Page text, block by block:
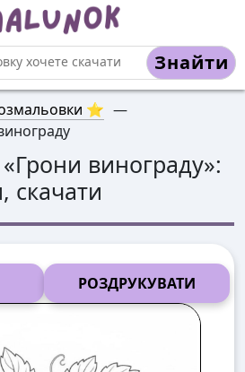
Знайти
⭐ —
Грони винограду»:
скачати
РОЗДРУКУВАТИ